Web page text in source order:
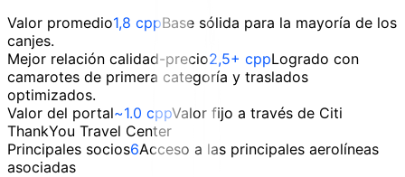
Valor promedio1,8 cppBase sólida para la mayoría de los
canjes.
Mejor relación calidad-precio2,5+ cppLogrado con
camarotes de primera categoría y traslados
optimizados.
Valor del portal~1.0 cppValor fijo a través de Citi
ThankYou Travel Center
Principales socios6Acceso a las principales aerolíneas
asociadas